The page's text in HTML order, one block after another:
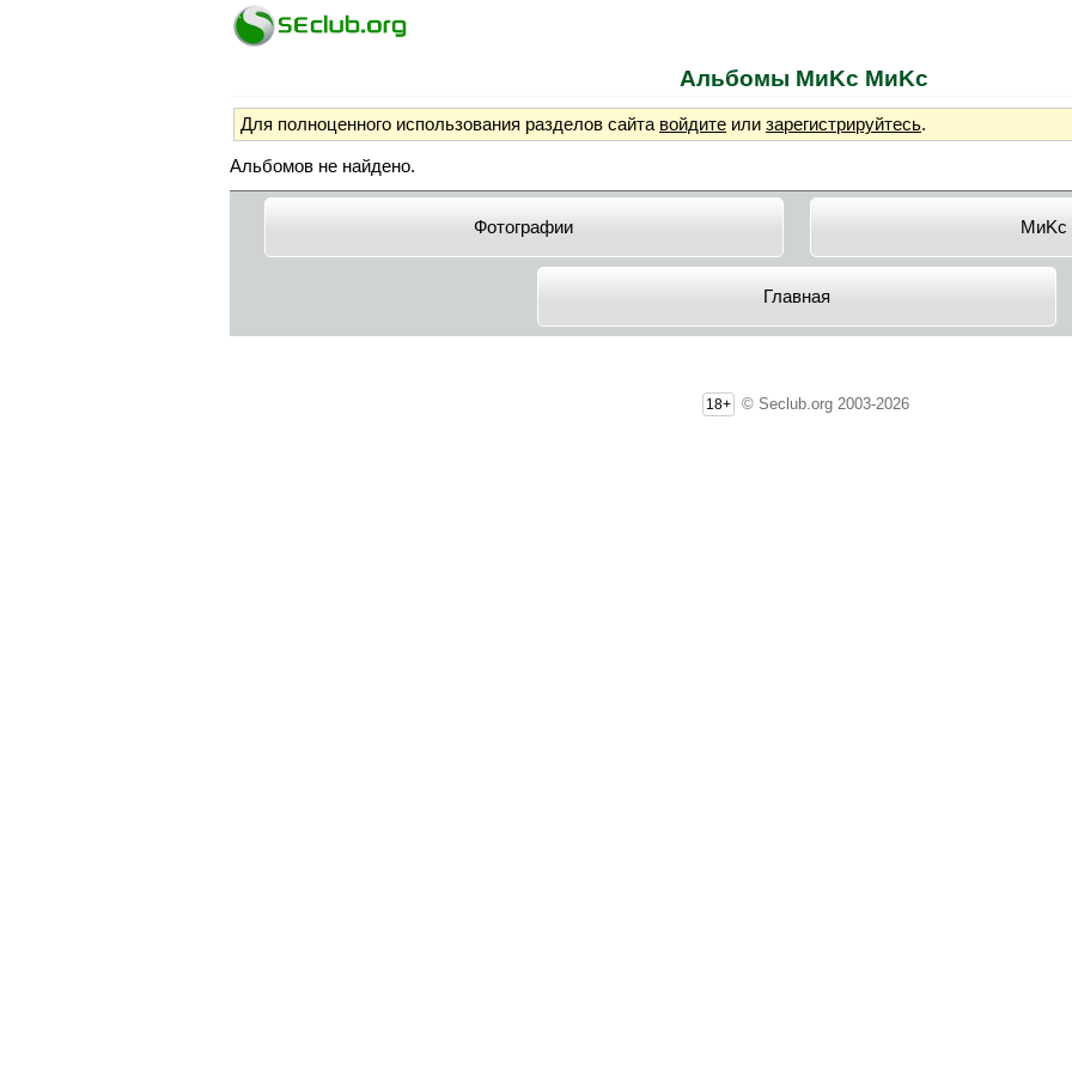
Альбомы MиKc MиKc
Для полноценного использования разделов сайта войдите или зарегистрируйтесь.
Альбомов не найдено.
Фотографии
Главная
18+ © Seclub.org 2003-2026